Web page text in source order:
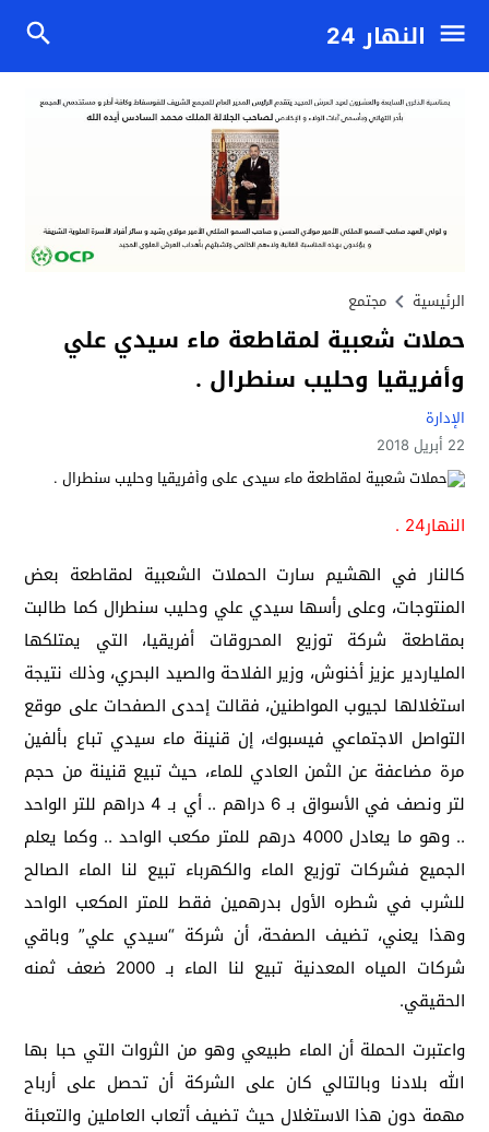
النهار 24
الرئيسية مجتمع
حملات شعبية لمقاطعة ماء سيدي علي
وأفريقيا وحليب سنطرال .
الإدارة
22 أبريل 2018
النهار24 .
كالنار في الهشيم سارت الحملات الشعبية لمقاطعة بعض
المنتوجات، وعلى رأسها سيدي علي وحليب سنطرال كما طالبت
بمقاطعة شركة توزيع المحروقات أفريقيا، التي يمتلكها
الملياردير عزيز أخنوش، وزير الفلاحة والصيد البحري، وذلك نتيجة
استغلالها لجيوب المواطنين، فقالت إحدى الصفحات على موقع
التواصل الاجتماعي فيسبوك، إن قنينة ماء سيدي تباع بألفين
مرة مضاعفة عن الثمن العادي للماء، حيث تبيع قنينة من حجم
لتر ونصف في الأسواق بـ 6 دراهم .. أي بـ 4 دراهم للتر الواحد
.. وهو ما يعادل 4000 درهم للمتر مكعب الواحد .. وكما يعلم
الجميع فشركات توزيع الماء والكهرباء تبيع لنا الماء الصالح
للشرب في شطره الأول بدرهمين فقط للمتر المكعب الواحد
وهذا يعني، تضيف الصفحة، أن شركة “سيدي علي” وباقي
شركات المياه المعدنية تبيع لنا الماء بـ 2000 ضعف ثمنه
الحقيقي.
واعتبرت الحملة أن الماء طبيعي وهو من الثروات التي حبا بها
الله بلادنا وبالتالي كان على الشركة أن تحصل على أرباح
مهمة دون هذا الاستغلال حيث تضيف أتعاب العاملين والتعبئة